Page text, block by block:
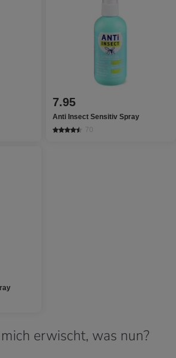
7.95
Anti Insect Sensitiv Spray
70
erwischt, was nun?